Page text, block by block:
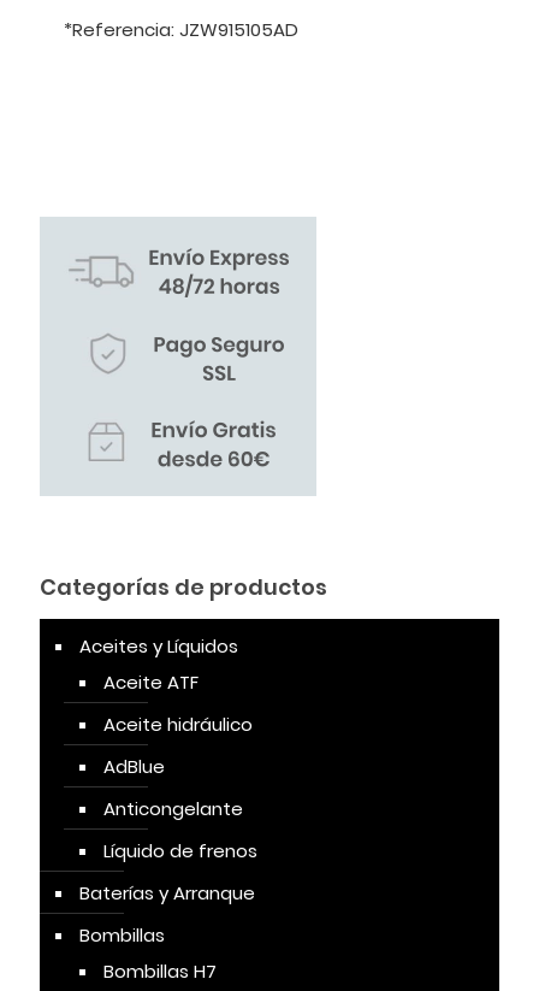
*Referencia: JZW915105AD
Categorías de productos
Aceites y Líquidos
Aceite ATF
Aceite hidráulico
AdBlue
Anticongelante
Líquido de frenos
Baterías y Arranque
Bombillas
Bombillas H7